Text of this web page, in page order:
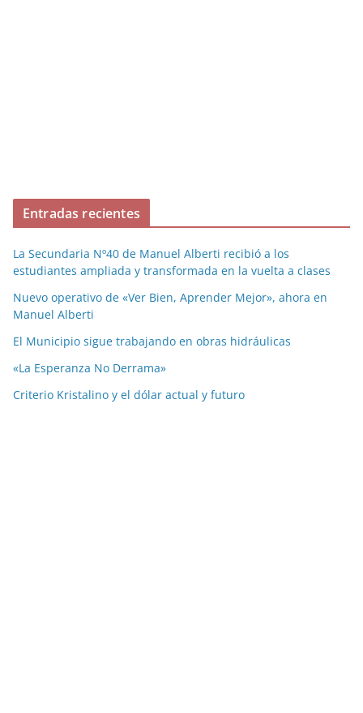
Entradas recientes
La Secundaria Nº40 de Manuel Alberti recibió a los
estudiantes ampliada y transformada en la vuelta a clases
Nuevo operativo de «Ver Bien, Aprender Mejor», ahora en
Manuel Alberti
El Municipio sigue trabajando en obras hidráulicas
«La Esperanza No Derrama»
Criterio Kristalino y el dólar actual y futuro